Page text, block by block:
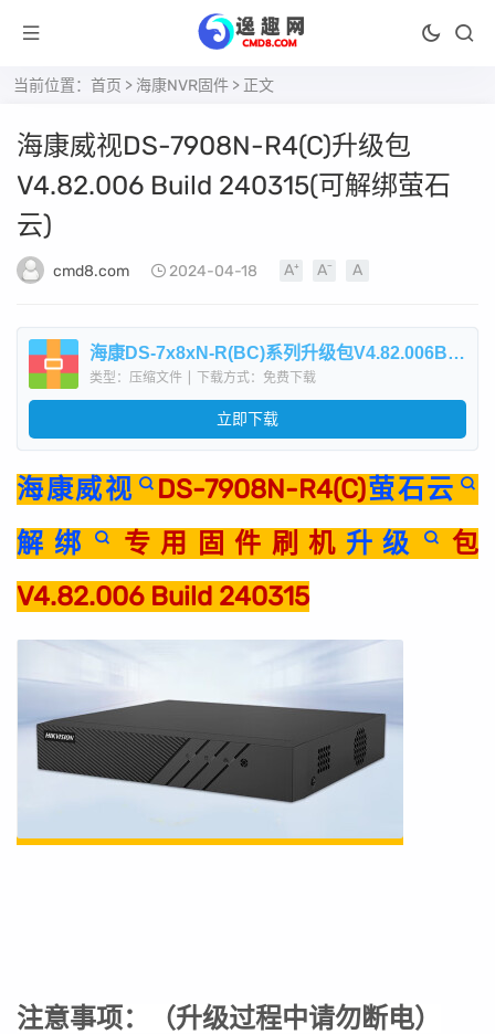
当前位置： 首页 > 海康NVR固件 > 正文
海康威视DS-7908N-R4(C)升级包
V4.82.006 Build 240315(可解绑萤石
云)
cmd8.com 2024-04-18
海康DS-7x8xN-R(BC)系列升级包V4.82.006Build240315.zip
类型：压缩文件 下载方式：免费下载
立即下载
海康威视 DS-7908N-R4(C)萤石云
解绑
专用固件刷机 升级
包
V4.82.006 Build 240315
注意事项： （升级过程中请勿断电）